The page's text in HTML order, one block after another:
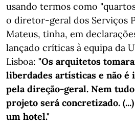
usando termos como
o diretor-geral dos Serviços
Mateus, tinha, em
lançado críticas à equipa da
Lisboa: "Os arquitetos
liberdades artísticas e não é
pela direção-geral. Nem
projeto será concretizado.
um hotel."